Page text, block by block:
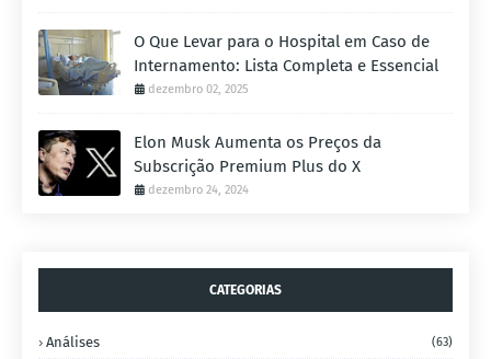
O Que Levar para o Hospital em Caso de
Internamento: Lista Completa e Essencial
dezembro 02, 2025
Elon Musk Aumenta os Preços da
Subscrição Premium Plus do X
dezembro 24, 2024
CATEGORIAS
Análises (63)